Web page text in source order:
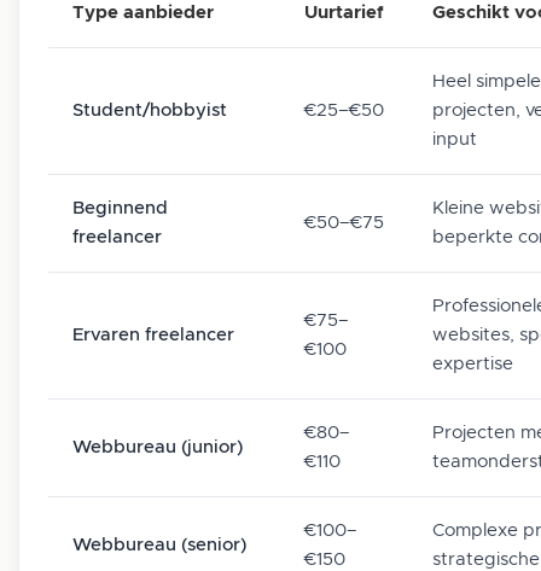
Type aanbieder Uurtarief Geschikt
Student/hobbyist €25–€50
Heel simpele
projecten,
input
Beginnend
freelancer
€50–€75
Kleine
beperkte
Ervaren freelancer
€75–
€100
websites,
expertise
Webbureau (junior)
€80–
€110
Projecten
Webbureau (senior)
€100–
€150
Complexe